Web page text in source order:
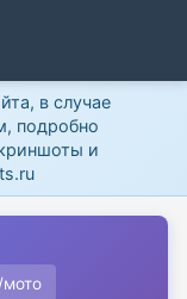
в случае
подробно
и